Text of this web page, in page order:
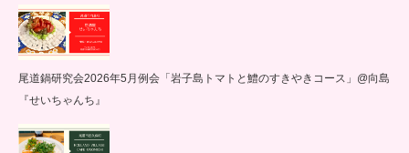
尾道鍋研究会2026年5月例会「岩子島トマトと鱧のすきやきコース」@向島
『せいちゃんち』